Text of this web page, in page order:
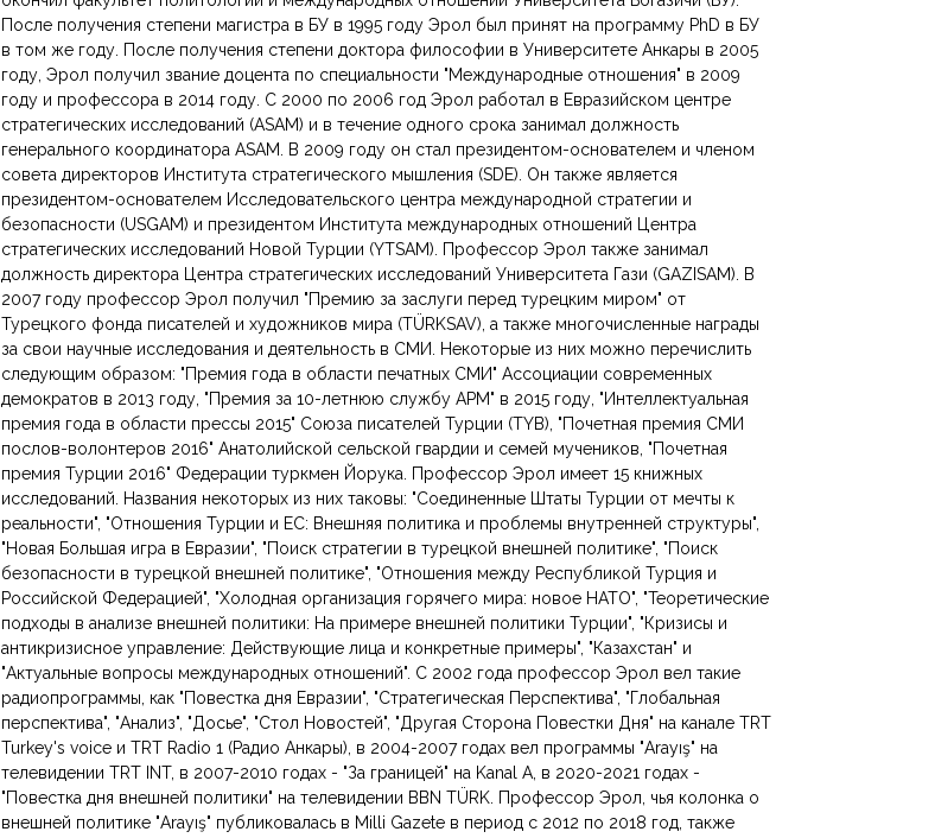
После получения степени магистра в БУ в 1995 году Эрол был принят на программу PhD в БУ
в том же году. После получения степени доктора философии в Университете Анкары в 2005
году, Эрол получил звание доцента по специальности "Международные отношения" в 2009
году и профессора в 2014 году. С 2000 по 2006 год Эрол работал в Евразийском центре
стратегических исследований (ASAM) и в течение одного срока занимал должность
генерального координатора ASAM. В 2009 году он стал президентом-основателем и членом
совета директоров Института стратегического мышления (SDE). Он также является
президентом-основателем Исследовательского центра международной стратегии и
безопасности (USGAM) и президентом Института международных отношений Центра
стратегических исследований Новой Турции (YTSAM). Профессор Эрол также занимал
должность директора Центра стратегических исследований Университета Гази (GAZISAM). В
2007 году профессор Эрол получил "Премию за заслуги перед турецким миром" от
Турецкого фонда писателей и художников мира (TÜRKSAV), а также многочисленные награды
за свои научные исследования и деятельность в СМИ. Некоторые из них можно перечислить
следующим образом: "Премия года в области печатных СМИ" Ассоциации современных
демократов в 2013 году, "Премия за 10-летнюю службу APM" в 2015 году, "Интеллектуальная
премия года в области прессы 2015" Союза писателей Турции (TYB), "Почетная премия СМИ
послов-волонтеров 2016" Анатолийской сельской гвардии и семей мучеников, "Почетная
премия Турции 2016" Федерации туркмен Йорука. Профессор Эрол имеет 15 книжных
исследований. Названия некоторых из них таковы: "Соединенные Штаты Турции от мечты к
реальности", "Отношения Турции и ЕС: Внешняя политика и проблемы внутренней структуры",
"Новая Большая игра в Евразии", "Поиск стратегии в турецкой внешней политике", "Поиск
безопасности в турецкой внешней политике", "Отношения между Республикой Турция и
Российской Федерацией", "Холодная организация горячего мира: новое НАТО", "Теоретические
подходы в анализе внешней политики: На примере внешней политики Турции", "Кризисы и
антикризисное управление: Действующие лица и конкретные примеры", "Казахстан" и
"Актуальные вопросы международных отношений". С 2002 года профессор Эрол вел такие
радиопрограммы, как "Повестка дня Евразии", "Стратегическая Перспектива", "Глобальная
перспектива", "Анализ", "Досье", "Стол Новостей", "Другая Сторона Повестки Дня" на канале TRT
Turkey's voice и TRT Radio 1 (Радио Анкары), в 2004-2007 годах вел программы "Arayış" на
телевидении TRT INT, в 2007-2010 годах - "За границей" на Kanal A, в 2020-2021 годах -
"Повестка дня внешней политики" на телевидении BBN TÜRK. Профессор Эрол, чья колонка о
внешней политике "Arayış" публиковалась в Milli Gazete в период с 2012 по 2018 год, также